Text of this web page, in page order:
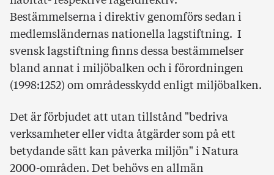
Bestämmelserna i direktiv genomförs sedan i
medlemsländernas nationella lagstiftning. I
svensk lagstiftning finns dessa bestämmelser
bland annat i miljöbalken och i förordningen
(1998:1252) om områdesskydd enligt miljöbalken.
Det är förbjudet att utan tillstånd "bedriva
verksamheter eller vidta åtgärder som på ett
betydande sätt kan påverka miljön" i Natura
2000-områden. Det behövs en allmän